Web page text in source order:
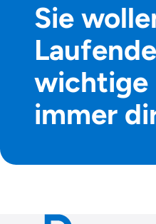
Sie
wichtige
immer